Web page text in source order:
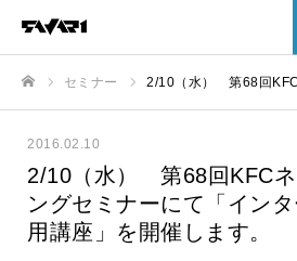
セミナー 2/10（水） 第68回KFCネットマーケティングセミ
2016.02.10
2/10（水） 第68回KFCネ
ングセミナーにて「イン
用講座」を開催します。